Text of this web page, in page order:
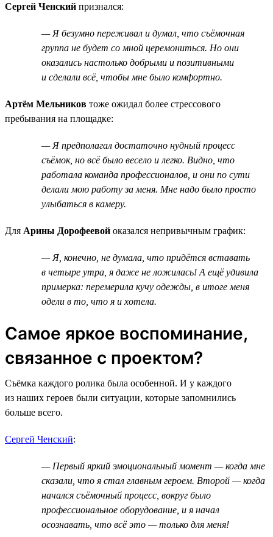
Сергей Ченский признался:
— Я безумно переживал и думал, что съёмочная
группа не будет со мной церемониться. Но они
оказались настолько добрыми и позитивными
и сделали всё, чтобы мне было комфортно.
Артём Мельников тоже ожидал более стрессового
пребывания на площадке:
— Я предполагал достаточно нудный процесс
съёмок, но всё было весело и легко. Видно, что
работала команда профессионалов, и они по сути
делали мою работу за меня. Мне надо было просто
улыбаться в камеру.
Для Арины Дорофеевой оказался непривычным график:
— Я, конечно, не думала, что придётся вставать
в четыре утра, я даже не ложилась! А ещё удивила
примерка: перемерила кучу одежды, в итоге меня
одели в то, что я и хотела.
Самое яркое воспоминание,
связанное с проектом?
Съёмка каждого ролика была особенной. И у каждого
из наших героев были ситуации, которые запомнились
больше всего.
Сергей Ченский:
— Первый яркий эмоциональный момент — когда мне
сказали, что я стал главным героем. Второй — когда
начался съёмочный процесс, вокруг было
профессиональное оборудование, и я начал
осознавать, что всё это — только для меня!